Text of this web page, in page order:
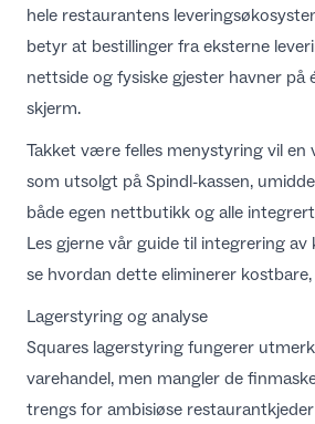
hele restaurantens
betyr at bestillinger fra eksterne
nettside og fysiske gjester havner på
skjerm.
Takket være felles menystyring vil en
som utsolgt på Spindl-kassen,
både egen nettbutikk og alle
Les gjerne vår guide til integrering av
se hvordan dette eliminerer kostbare,
Lagerstyring og analyse
Squares lagerstyring fungerer
varehandel, men mangler de
trengs for ambisiøse